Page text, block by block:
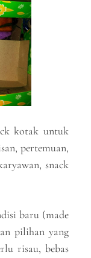
kotak untuk
pertemuan,
snack
baru (made
pilihan yang
risau, bebas